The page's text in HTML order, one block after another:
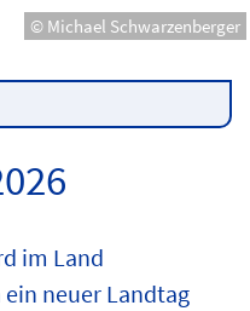
© Michael Schwarzenberger
im Land
neuer Landtag